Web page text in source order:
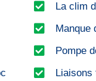
La clim
Manque
Pompe
Liaisons